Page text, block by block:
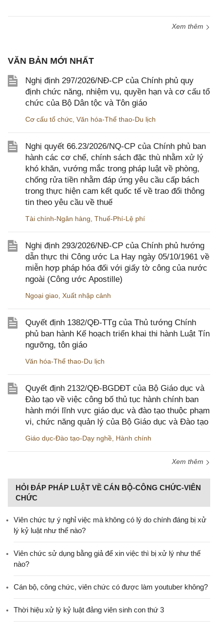
Xem thêm
VĂN BẢN MỚI NHẤT
Nghị định 297/2026/NĐ-CP của Chính phủ quy
định chức năng, nhiệm vụ, quyền hạn và cơ cấu tổ
chức của Bộ Dân tộc và Tôn giáo
Cơ cấu tổ chức, Văn hóa-Thể thao-Du lịch
Nghị quyết 66.23/2026/NQ-CP của Chính phủ ban
hành các cơ chế, chính sách đặc thù nhằm xử lý
khó khăn, vướng mắc trong pháp luật về phòng,
chống rửa tiền nhằm đáp ứng yêu cầu cấp bách
trong thực hiện cam kết quốc tế về trao đổi thông
tin theo yêu cầu về thuế
Tài chính-Ngân hàng, Thuế-Phí-Lệ phí
Nghị định 293/2026/NĐ-CP của Chính phủ hướng
dẫn thực thi Công ước La Hay ngày 05/10/1961 về
miễn hợp pháp hóa đối với giấy tờ công của nước
ngoài (Công ước Apostille)
Ngoại giao, Xuất nhập cảnh
Quyết định 1382/QĐ-TTg của Thủ tướng Chính
phủ ban hành Kế hoạch triển khai thi hành Luật Tín
ngưỡng, tôn giáo
Văn hóa-Thể thao-Du lịch
Quyết định 2132/QĐ-BGDĐT của Bộ Giáo dục và
Đào tạo về việc công bố thủ tục hành chính ban
hành mới lĩnh vực giáo dục và đào tạo thuộc phạm
vi, chức năng quản lý của Bộ Giáo dục và Đào tạo
Giáo dục-Đào tạo-Dạy nghề, Hành chính
Xem thêm
HỎI ĐÁP PHÁP LUẬT VỀ CÁN BỘ-CÔNG CHỨC-VIÊN
CHỨC
Viên chức tự ý nghỉ việc mà không có lý do chính đáng bị xử
lý kỷ luật như thế nào?
Viên chức sử dụng bằng giả để xin việc thì bị xử lý như thế
nào?
Cán bộ, công chức, viên chức có được làm youtuber không?
Thời hiệu xử lý kỷ luật đảng viên sinh con thứ 3